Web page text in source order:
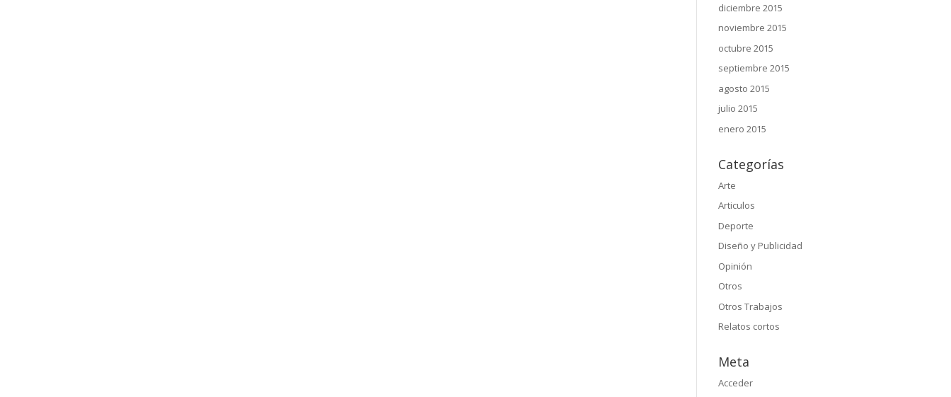
diciembre 2015
noviembre 2015
octubre 2015
septiembre 2015
agosto 2015
julio 2015
enero 2015
Categorías
Arte
Articulos
Deporte
Diseño y Publicidad
Opinión
Otros
Otros Trabajos
Relatos cortos
Meta
Acceder